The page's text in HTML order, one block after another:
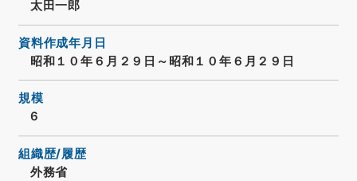
太田一郎
資料作成年月日
昭和１０年６月２９日～昭和１０年６月２９日
規模
6
組織歴/履歴
外務省